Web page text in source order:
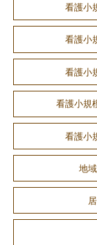
看護小
看護小
看護小
看護小規
看護小
地